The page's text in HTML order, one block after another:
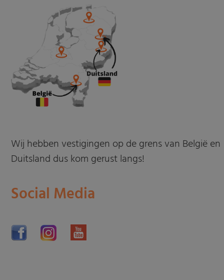
Wij hebben vestigingen op de grens van België en
Duitsland dus kom gerust langs!
Social Media